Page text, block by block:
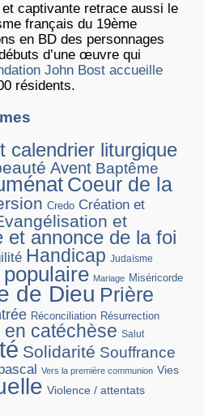
captivante retrace aussi le
français du 19ème
en BD des personnages
d’une œuvre qui
John Bost accueille
résidents.
calendrier liturgique
Avent Baptême
Coeur de la
Credo Création et
et
et annonce de la foi
Handicap Judaïsme
Mariage Miséricorde
de Dieu Prière
Réconciliation Résurrection
en catéchèse Salut
Solidarité Souffrance
Vers la première communion Vies
Violence / attentats